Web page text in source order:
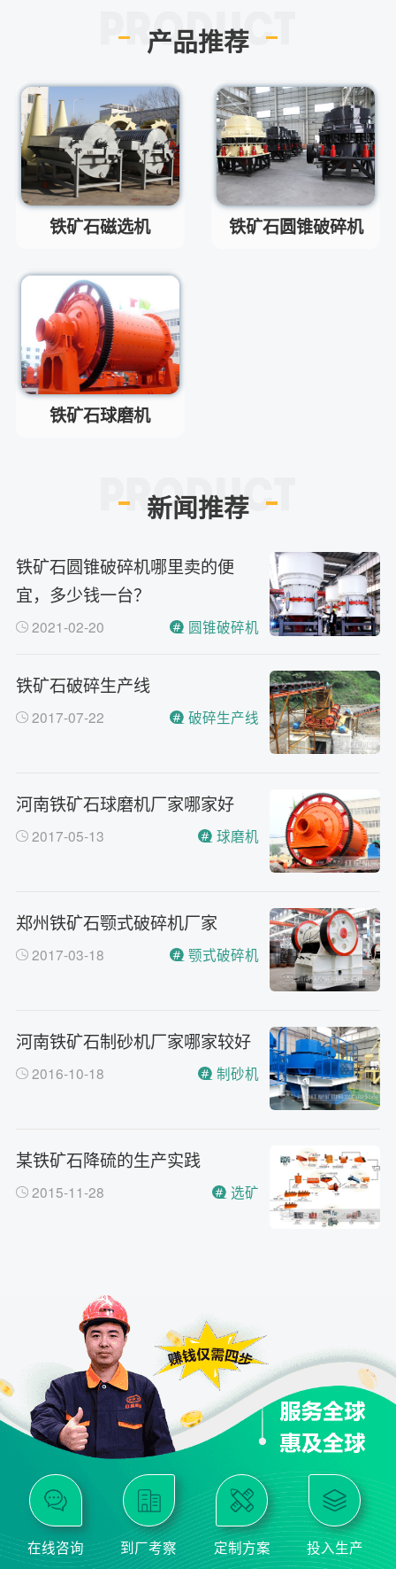
答 环保测验均达到标准
问 小型的制砂机类型有哪些？
砂机，HX制砂机等
请问厂家地址在哪？
答
河南省郑州市高新技术开发区梧
桐街与红松路交叉口中国高端矿
机生产出口基地园区
制砂机最小的产量是多少？
问
答
问
答
产品推荐
铁矿石磁选机 铁矿石圆锥破碎机
铁矿石球磨机
新闻推荐
铁矿石圆锥破碎机哪里卖的便
宜，多少钱一台？
2021-02-20 圆锥破碎机
铁矿石破碎生产线
2017-07-22 破碎生产线
河南铁矿石球磨机厂家哪家好
2017-05-13 球磨机
郑州铁矿石颚式破碎机厂家
2017-03-18 颚式破碎机
河南铁矿石制砂机厂家哪家较好
2016-10-18 制砂机
某铁矿石降硫的生产实践
2015-11-28 选矿
在线咨询 到厂考察 定制方案 投入生产